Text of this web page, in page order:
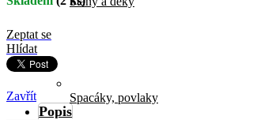
Spacáky, povlaky
Zeptat se
Hlídat
Zavřít
Popis